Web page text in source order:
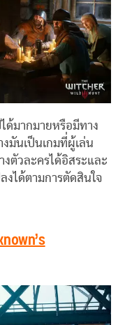
ด้มากมายหรือมีทาง
งมันเป็นเกมที่ผู้เล่น
งตัวละครได้อิสระและ
งได้ตามการตัดสินใจ